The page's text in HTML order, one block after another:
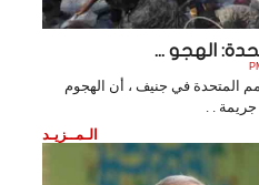
الهجو ...
المتحدة في جنيف ، أن الهجوم
. .
الـمــزيـد